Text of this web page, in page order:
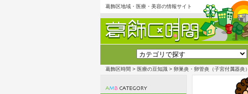
葛飾区地域・医療・美容の情報サイト
葛飾区時間 > 医療の豆知識 > 卵巣炎・卵管炎（子宮付属器炎）